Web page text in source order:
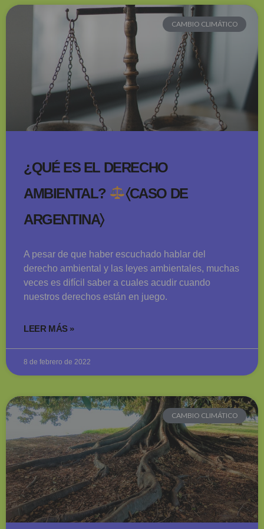
CAMBIO CLIMÁTICO
¿QUÉ ES EL DERECHO
AMBIENTAL?
〈CASO DE
ARGENTINA〉
A pesar de que haber escuchado hablar del
derecho ambiental y las leyes ambientales, muchas
veces es difícil saber a cuales acudir cuando
nuestros derechos están en juego.
LEER MÁS »
8 de febrero de 2022
CAMBIO CLIMÁTICO